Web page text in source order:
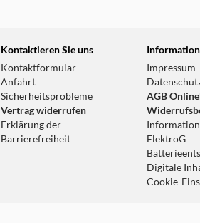
Kontaktieren Sie uns
Kontaktformular
Anfahrt
Sicherheitsprobleme
Vertrag widerrufen
Erklärung der
Barrierefreiheit
Impressum
AGB
ElektroG
Digitale
Cookie-